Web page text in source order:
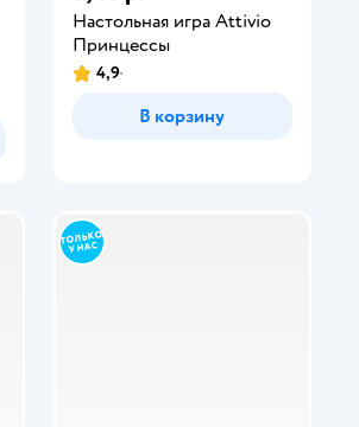
Настольная игра Attivio
Принцессы
4,9
В корзину